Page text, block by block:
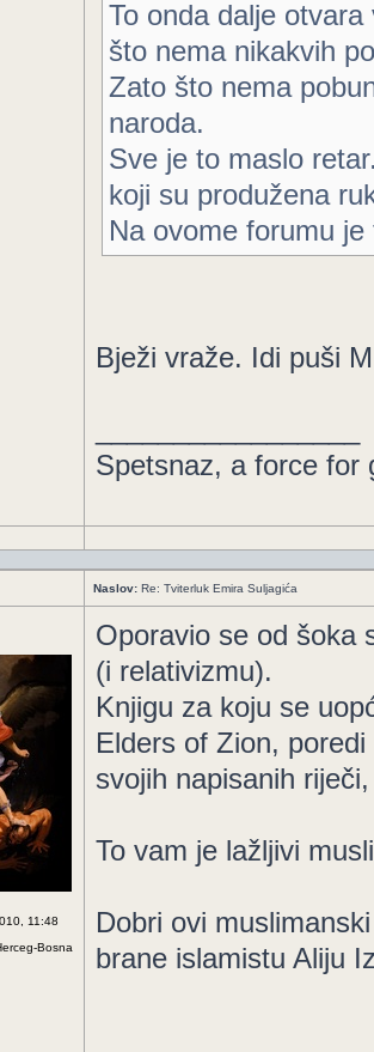
To onda dalje
što nema nikakvih
Zato što nema
naroda.
Sve je to maslo
koji su produžena
Na ovome forumu
Bježi vraže. Idi puši
Spetsnaz, a force for
Naslov: Re: Tviterluk Emira Suljagića
11:48
Bosna
Oporavio se od šoka
(i relativizmu).
Knjigu za koju se
Elders of Zion,
svojih napisanih
To vam je lažljivi
Dobri ovi
brane islamistu Aliju